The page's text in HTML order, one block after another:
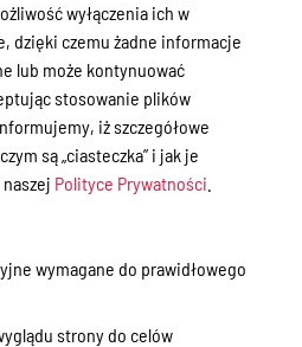
wyłączenia ich w
dzięki czemu żadne informacje
lub może kontynuować
stosowanie plików
iż szczegółowe
są „ciasteczka” i jak je
naszej Polityce Prywatności
wymagane do prawidłowego
strony do celów